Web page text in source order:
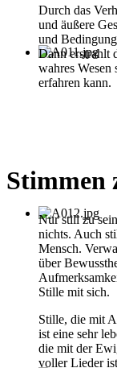
Durch das
und äußere
und
Dann erstrahlt
wahres Wesen
erfahren kann.
Stimmen
Nur still zu
nichts. Auch
Mensch.
über
Stille mit sich.
Stille, die mit
ist eine sehr
die mit der
voller Lieder